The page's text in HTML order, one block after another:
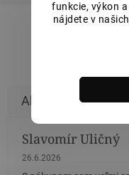
funkcie, výkon
nájdete v našich
ZOBRAZIŤ
Slavomír Uličný
Hodnotenie obchodu je
26.6.2026